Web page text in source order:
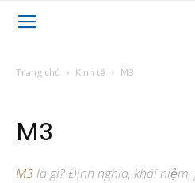
Trang chủ Kinh tế M3
M3
M3là gì? Định nghĩa, khái